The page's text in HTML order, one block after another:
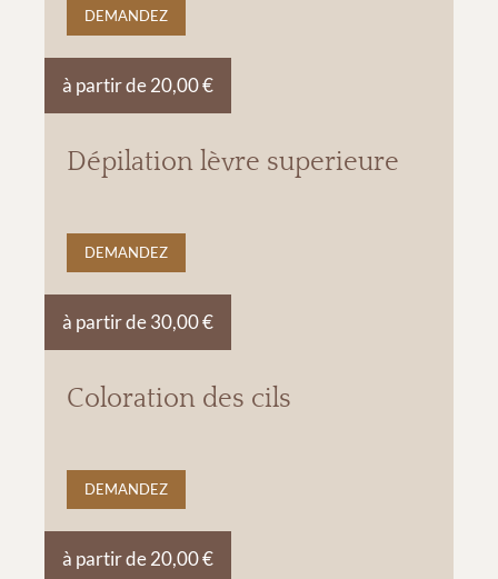
DEMANDEZ
Dépilation lèvre superieure
à partir de 20,00 €
DEMANDEZ
Coloration des cils
à partir de 30,00 €
DEMANDEZ
à partir de 20,00 €